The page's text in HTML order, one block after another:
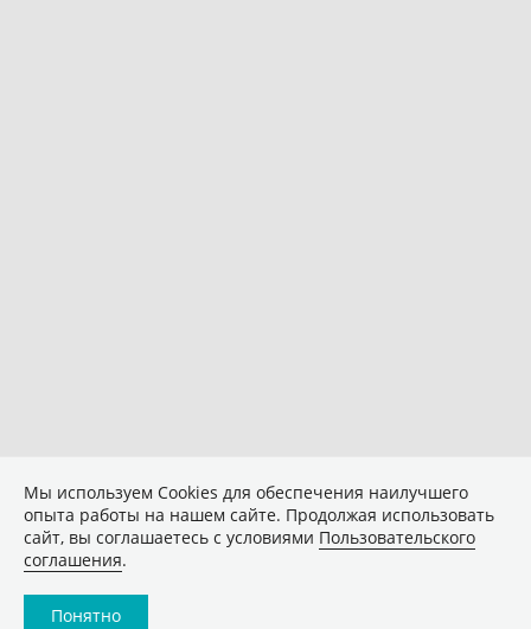
Мы используем Сookies для обеспечения наилучшего
опыта работы на нашем сайте. Продолжая использовать
сайт, вы соглашаетесь с условиями Пользовательского
соглашения.
Понятно